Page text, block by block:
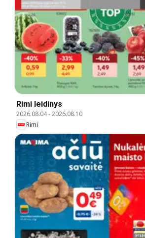
Rimi leidinys
2026.08.04-2026.08.10
Rimi